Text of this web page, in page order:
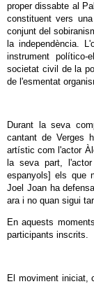
proper dissabte al
constituent vers
conjunt del
la independència.
instrument
societat civil de la
de l'esmentat
Durant la seva
cantant de Verges
artístic com l'actor
la seva part,
espanyols] els que
Joel Joan ha
ara i no quan sigui
En aquests
participants inscrits.
El moviment iniciat,